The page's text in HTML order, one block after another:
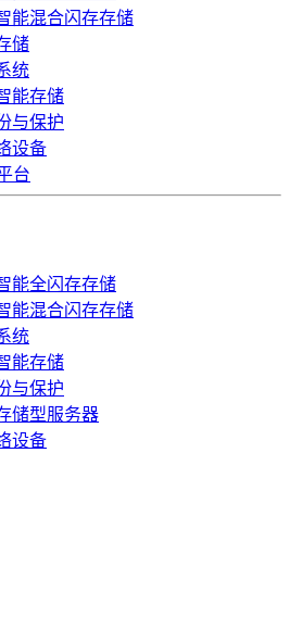
能混合闪存存储
储
统
能存储
与保护
设备
台
能全闪存存储
能混合闪存存储
统
能存储
与保护
储型服务器
设备